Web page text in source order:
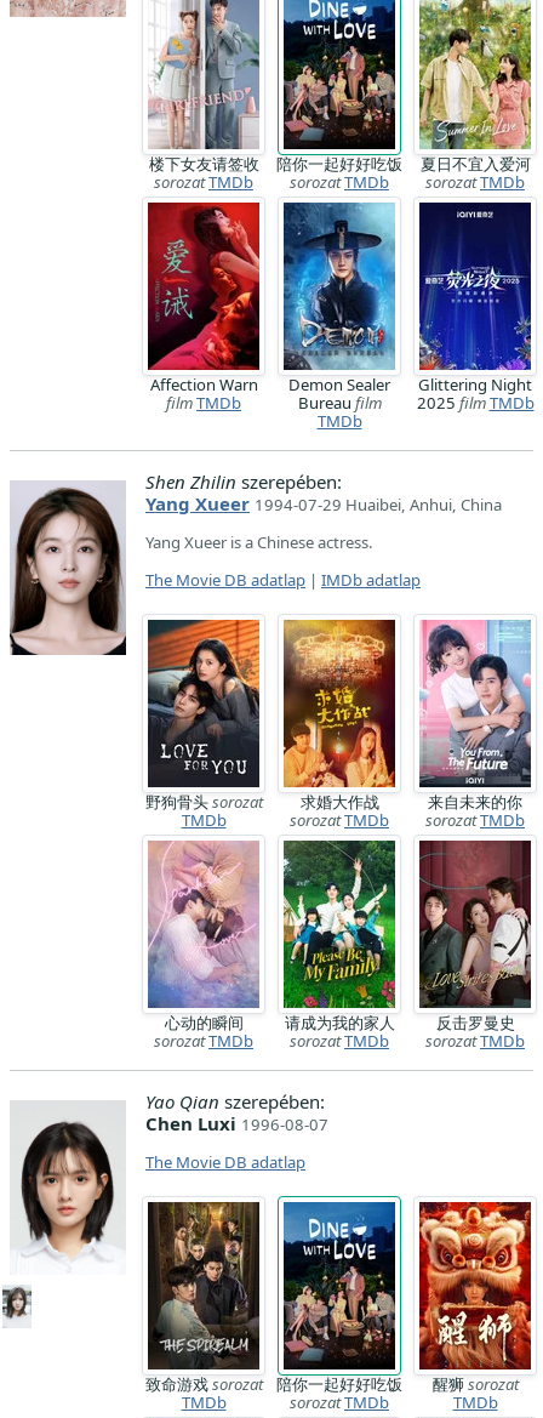
楼下女友请签收
sorozatTMDb
陪你一起好好吃饭
sorozatTMDb
夏日不宜入爱河
sorozatTMDb
Affection Warn
filmTMDb
Demon Sealer
Bureau film
TMDb
Glittering Night
2025 filmTMDb
Shen Zhilin szerepében:
Yang Xueer 1994-07-29 Huaibei, Anhui, China
Yang Xueer is a Chinese actress.
The Movie DB adatlap | IMDb adatlap
野狗骨头sorozat
TMDb
求婚大作战
sorozatTMDb
来自未来的你
sorozatTMDb
心动的瞬间
sorozatTMDb
请成为我的家人
sorozatTMDb
反击罗曼史
sorozatTMDb
Yao Qian szerepében:
Chen Luxi 1996-08-07
The Movie DB adatlap
致命游戏sorozat
TMDb
陪你一起好好吃饭
sorozatTMDb
醒狮sorozat
TMDb